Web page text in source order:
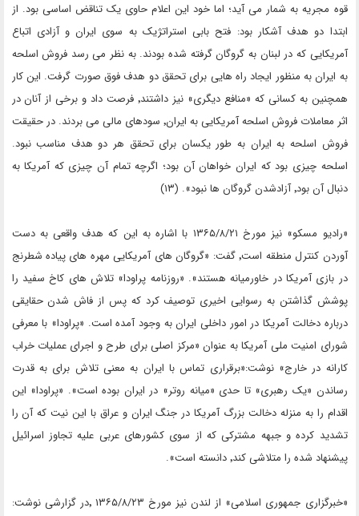
قوه مجریه به شمار می آید؛ اما خود این اعلام حاوی یک تناقض اساسی بود. از
ابتدا دو هدف آشکار بود: فتح بابی استراتژیک به سوی ایران و آزادی اتباع
آمریکایی که در لبنان به گروگان گرفته شده بودند. به نظر می رسد فروش اسلحه
به ایران به منظور ایجاد راه هایی برای تحقق دو هدف فوق صورت گرفت. این کار
همچنین به کسانی که «منافع دیگری» نیز داشتند٬ فرصت داد و برخی از آنان در
اثر معاملات فروش اسلحه آمریکایی به ایران٬ سودهای مالی می بردند. در حقیقت
فروش اسلحه به ایران به طور یکسان برای تحقق هر دو هدف مناسب نبود.
اسلحه چیزی بود که ایران خواهان آن بود؛ اگرچه تمام آن چیزی که آمریکا به
دنبال آن بود٬ آزادشدن گروگان ها نبود». (۱۳)
«رادیو مسکو» نیز مورخ ۱۳۶۵/۸/۲۱ با اشاره به این که هدف واقعی به دست
آوردن کنترل منطقه است٬ گفت: «گروگان های آمریکایی مهره های پیاده شطرنج
در بازی آمریکا در خاورمیانه هستند». «روزنامه پراودا» تلاش های کاخ سفید را
پوشش گذاشتن به رسوایی اخیری توصیف کرد که پس از فاش شدن حقایقی
درباره دخالت آمریکا در امور داخلی ایران به وجود آمده است. «پراودا» با معرفی
شورای امنیت ملی آمریکا به عنوان «مرکز اصلی برای طرح و اجرای عملیات خراب
کارانه در خارج» نوشت:«برقراری تماس با ایران به معنی تلاش برای به قدرت
رساندن «یک رهبری» تا حدی «میانه روتر» در ایران بوده است». «پراودا» این
اقدام را به منزله دخالت بزرگ آمریکا در جنگ ایران و عراق با این نیت که آن را
تشدید کرده و جبهه مشترکی که از سوی کشورهای عربی علیه تجاوز اسرائیل
پیشنهاد شده را متلاشی کند٬ دانسته است».
«خبرگزاری جمهوری اسلامی» از لندن نیز مورخ ۱۳۶۵/۸/۲۳ ٬در گزارشی نوشت: